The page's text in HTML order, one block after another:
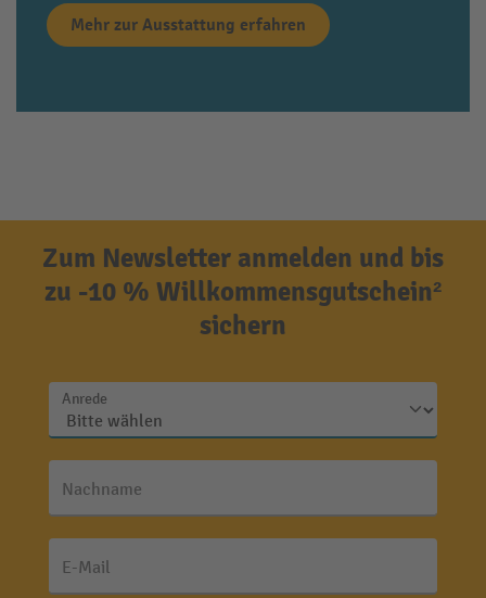
Mehr zur Ausstattung erfahren
Zum Newsletter anmelden und bis
zu -10 % Willkommensgutschein²
sichern
Anrede
Nachname
E-Mail